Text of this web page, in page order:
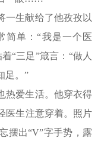
生献给了他孜孜以
简单：“我是一个医
“三足”箴言：“做人
足。”
爱生活。他穿衣得
医生注意穿着。照片
摆出“V”字手势，露